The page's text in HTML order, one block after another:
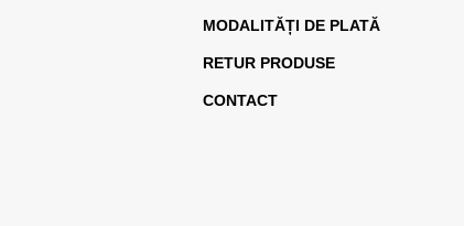
MODALITĂȚI DE PLATĂ
RETUR PRODUSE
CONTACT